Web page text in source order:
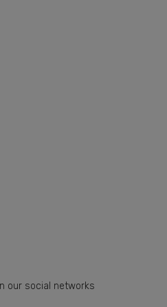
our social networks